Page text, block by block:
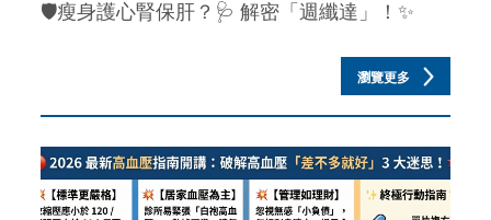
🛡️瘦身護心腎保肝？🩺 解密「週纖達」！✨
瀏覽更多